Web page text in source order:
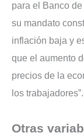
para el Banco
su mandato
inflación baja y
que el aumento
precios de la
los trabajadores”.
Otras